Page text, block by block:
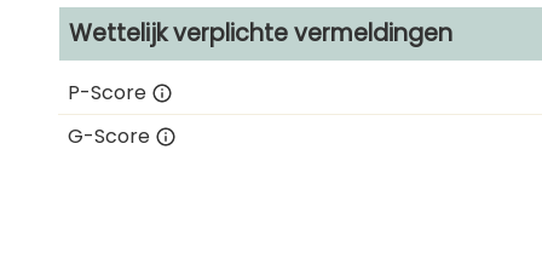
Wettelijk verplichte vermeldingen
P-Score
G-Score